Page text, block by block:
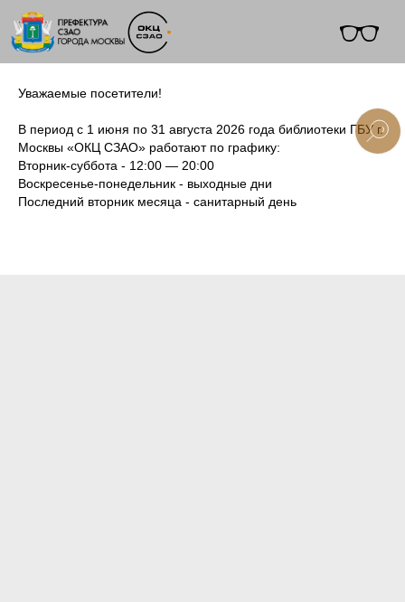
+7 (495) 495-91-10
Уважаемые посетители!
В период с 1 июня по 31 августа 2026 года библиотеки ГБУ г.
Москвы «ОКЦ СЗАО» работают по графику:
Вторник-суббота - 12:00 — 20:00
Воскресенье-понедельник - выходные дни
Последний вторник месяца - санитарный день